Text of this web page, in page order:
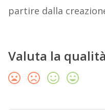
partire dalla
Valuta la